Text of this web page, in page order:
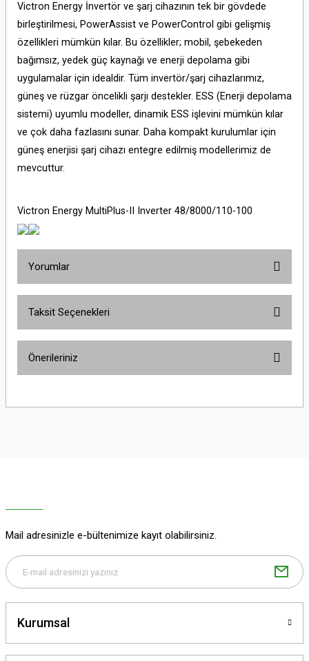
Victron Energy İnvertör ve şarj cihazının tek bir gövdede
birleştirilmesi, PowerAssist ve PowerControl gibi gelişmiş
özellikleri mümkün kılar. Bu özellikler; mobil, şebekeden
bağımsız, yedek güç kaynağı ve enerji depolama gibi
uygulamalar için idealdir. Tüm invertör/şarj cihazlarımız,
güneş ve rüzgar öncelikli şarjı destekler. ESS (Enerji depolama
sistemi) uyumlu modeller, dinamik ESS işlevini mümkün kılar
ve çok daha fazlasını sunar. Daha kompakt kurulumlar için
güneş enerjisi şarj cihazı entegre edilmiş modellerimiz de
mevcuttur.
Victron Energy MultiPlus-II Inverter 48/8000/110-100
Yorumlar
Taksit Seçenekleri
Önerileriniz
yetersiz gördüğünüz noktaları öneri formunu kullanarak tarafımıza
Bu ürüne benzer farklı alternatifler olmalı.
Mail adresinizle e-bültenimize kayıt olabilirsiniz.
Kurumsal